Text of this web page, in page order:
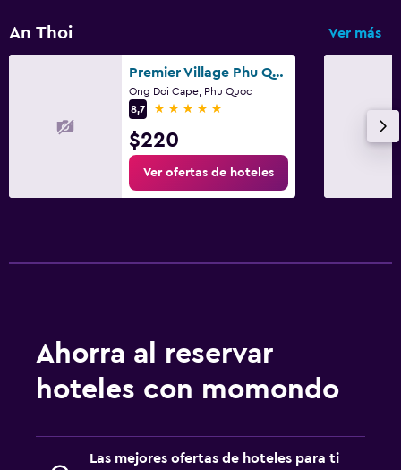
An Thoi Ver más
Premier Village Phu Quoc Resort - Managed by Accor
Ong Doi Cape, Phu Quoc
8,7
5 estrellas
$220
Ver ofertas de hoteles
Ahorra al reservar
hoteles con momondo
Las mejores ofertas de hoteles para ti